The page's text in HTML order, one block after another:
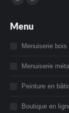
Facebook
s'ouvre
une
nouvelle
Instagram
s'ouvre
une
nouvelle
Menu
Menuiserie bois
Menuiserie
Peinture en
Boutique en